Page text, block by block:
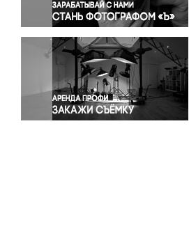
Религия
Светская жизнь
Спорт
Экология
Экономика и бизнес